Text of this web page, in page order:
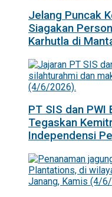
Jelang Puncak
Siagakan
Karhutla di
PT SIS dan
Tegaskan
Independensi